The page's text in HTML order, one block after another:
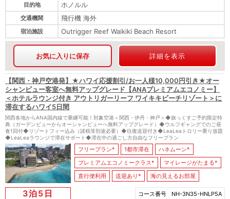
目的地 ホノルル
交通機関 飛行機 海外
宿泊施設 Outrigger Reef Waikiki Beach Resort
お気に入りに保存 詳細を表示
【関西・神戸空港発】★ハワイ応援割引/お一人様10,000円引き★オー
シャンビュー客室へ無料アップグレード【ANAプレミアムエコノミー】
＜ホテルラウンジ付き アウトリガーリーフ ワイキキビーチリゾート＞に
滞在するハワイ5日間
関西各地からANA国内線で乗継可能！対象空港＜関西・伊丹・神戸＞◆旅っくすご予約限定特
典（ガーデンビューからオーシャンビューへ無料アップグレード）◆ウルフギャングでのご昼
食1回付◆リゾートフィー込み（諸税等別途必要）◆往復送迎付き◆LeaLeaトロリー乗り放題
◆LeaLeaラウンジで滞在サポート◆滞在中の過ごし方自由なフリープラン
フリープラン* 1都市滞在
ハネムーン*
プレミアムエコノミークラス*
マイレージがたまる*
直行便利用
送迎あり* 海の見えるお部屋
3泊5日 コース番号 NH-3N35-HNLP5A